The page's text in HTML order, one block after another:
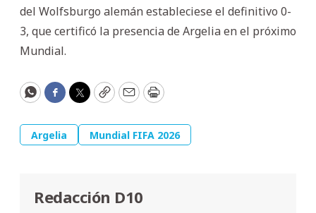
del Wolfsburgo alemán estableciese el definitivo 0-
3, que certificó la presencia de Argelia en el próximo
Mundial.
WhatsApp
Facebook
Twitter
CopyEmailPrint
Argelia Mundial FIFA 2026
Redacción D10